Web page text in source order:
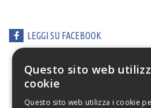
LEGGI SU FACEBOOK
ALLEGATI
Questo sito web
cookie
Questo sito web utilizza i cookie